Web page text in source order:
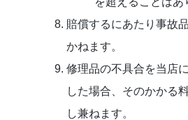
賠償するにあたり事故
かねます。
修理品の不具合を当店
した場合、そのかかる
し兼ねます。